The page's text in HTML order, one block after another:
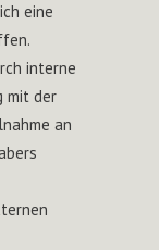
eine
interne
mit der
an